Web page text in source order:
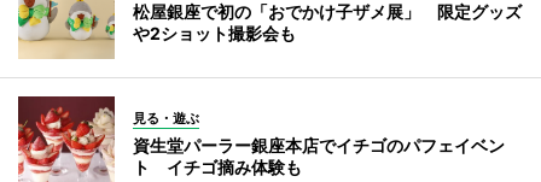
松屋銀座で初の「おでかけ子ザメ展」 限定グッズ
や2ショット撮影会も
見る・遊ぶ
資生堂パーラー銀座本店でイチゴのパフェイベン
ト イチゴ摘み体験も